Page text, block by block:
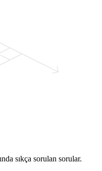
sıkça sorulan sorular.